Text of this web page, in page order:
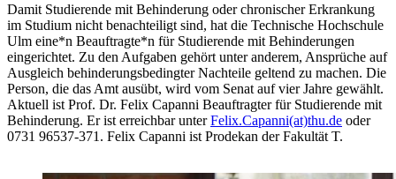
Damit Studierende mit Behinderung oder chronischer Erkrankung
im Studium nicht benachteiligt sind, hat die Technische Hochschule
Ulm eine*n Beauftragte*n für Studierende mit Behinderungen
eingerichtet. Zu den Aufgaben gehört unter anderem, Ansprüche auf
Ausgleich behinderungsbedingter Nachteile geltend zu machen. Die
Person, die das Amt ausübt, wird vom Senat auf vier Jahre gewählt.
Aktuell ist Prof. Dr. Felix Capanni Beauftragter für Studierende mit
Behinderung. Er ist erreichbar unterFelix.Capanni(at)thu.de oder
0731 96537-371. Felix Capanni ist Prodekan der Fakultät T.